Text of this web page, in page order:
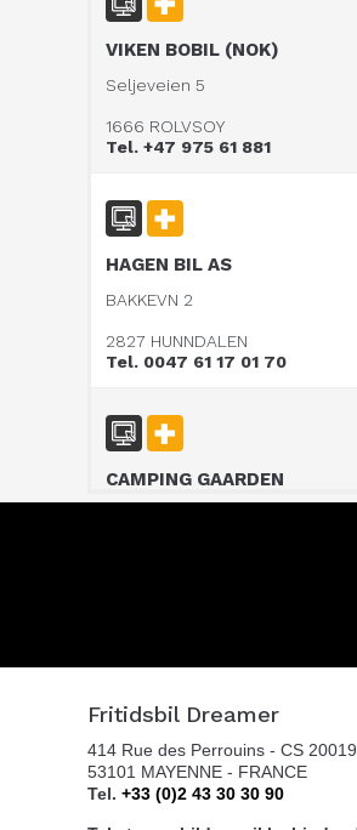
VIKEN BOBIL (NOK)
Seljeveien 5
1666 ROLVSOY
Tel. +47 975 61 881
HAGEN BIL AS
BAKKEVN 2
2827 HUNNDALEN
Tel. 0047 61 17 01 70
CAMPING GAARDEN
4790 LILLESAND
Tel. +4797311000
Fritidsbil Dreamer
414 Rue des Perrouins - CS 20019
53101 MAYENNE - FRANCE
Tel. +33 (0)2 43 30 30 90